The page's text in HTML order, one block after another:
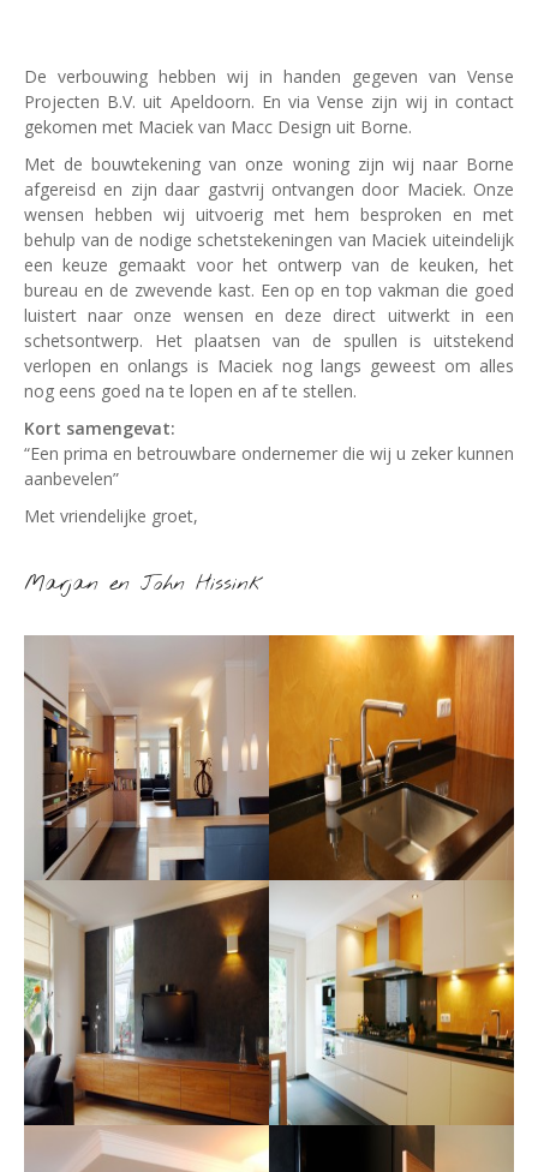
De verbouwing hebben wij in handen gegeven van Vense
Projecten B.V. uit Apeldoorn. En via Vense zijn wij in contact
gekomen met Maciek van Macc Design uit Borne.
Met de bouwtekening van onze woning zijn wij naar Borne
afgereisd en zijn daar gastvrij ontvangen door Maciek. Onze
wensen hebben wij uitvoerig met hem besproken en met
behulp van de nodige schetstekeningen van Maciek uiteindelijk
een keuze gemaakt voor het ontwerp van de keuken, het
bureau en de zwevende kast. Een op en top vakman die goed
luistert naar onze wensen en deze direct uitwerkt in een
schetsontwerp. Het plaatsen van de spullen is uitstekend
verlopen en onlangs is Maciek nog langs geweest om alles
nog eens goed na te lopen en af te stellen.
Kort samengevat:
“Een prima en betrouwbare ondernemer die wij u zeker kunnen
aanbevelen”
Met vriendelijke groet,
Marjan en John Hissink